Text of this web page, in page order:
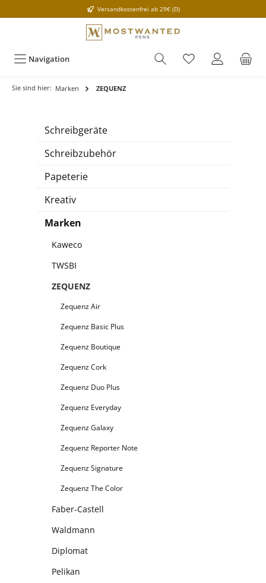
Versandkostenfrei ab 29€ (D)
Navigation
Sie sind hier: Marken ZEQUENZ
Schreibgeräte
Schreibzubehör
Papeterie
Kreativ
Marken
Kaweco
TWSBI
ZEQUENZ
Zequenz Air
Zequenz Basic Plus
Zequenz Boutique
Zequenz Cork
Zequenz Duo Plus
Zequenz Everyday
Zequenz Galaxy
Zequenz Reporter Note
Zequenz Signature
Zequenz The Color
Faber-Castell
Waldmann
Diplomat
Pelikan